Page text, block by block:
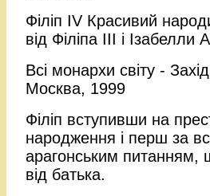
Філіп IV Красивий
від Філіпа III і Ізабелли
Всі монархи світу -
Москва, 1999
Філіп вступивши на
народження і перш за
арагонським питанням,
від батька.